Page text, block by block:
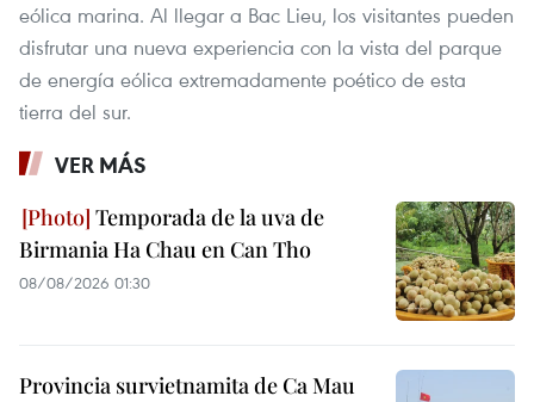
eólica marina. Al llegar a Bac Lieu, los visitantes pueden
disfrutar una nueva experiencia con la vista del parque
de energía eólica extremadamente poético de esta
tierra del sur.
VER MÁS
Temporada de la uva de
Birmania Ha Chau en Can Tho
08/08/2026 01:30
Provincia survietnamita de Ca Mau